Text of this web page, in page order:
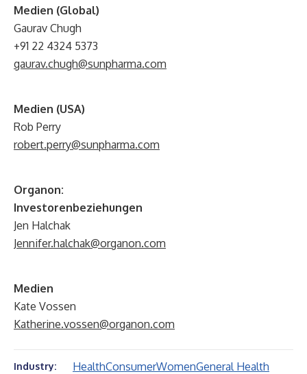
Medien (Global)
Gaurav Chugh
+91 22 4324 5373
gaurav.chugh@sunpharma.com
Medien (USA)
Rob Perry
robert.perry@sunpharma.com
Organon:
Investorenbeziehungen
Jen Halchak
Jennifer.halchak@organon.com
Medien
Kate Vossen
Katherine.vossen@organon.com
Industry: HealthConsumerWomenGeneral Health